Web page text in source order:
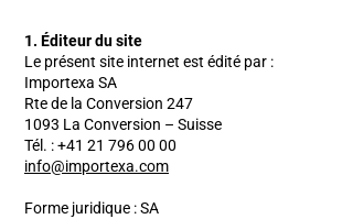
1. Éditeur du site
Le présent site internet est édité par :
Importexa SA
Rte de la Conversion 247
1093 La Conversion – Suisse
Tél. : +41 21 796 00 00
info@importexa.com
Forme juridique : SA